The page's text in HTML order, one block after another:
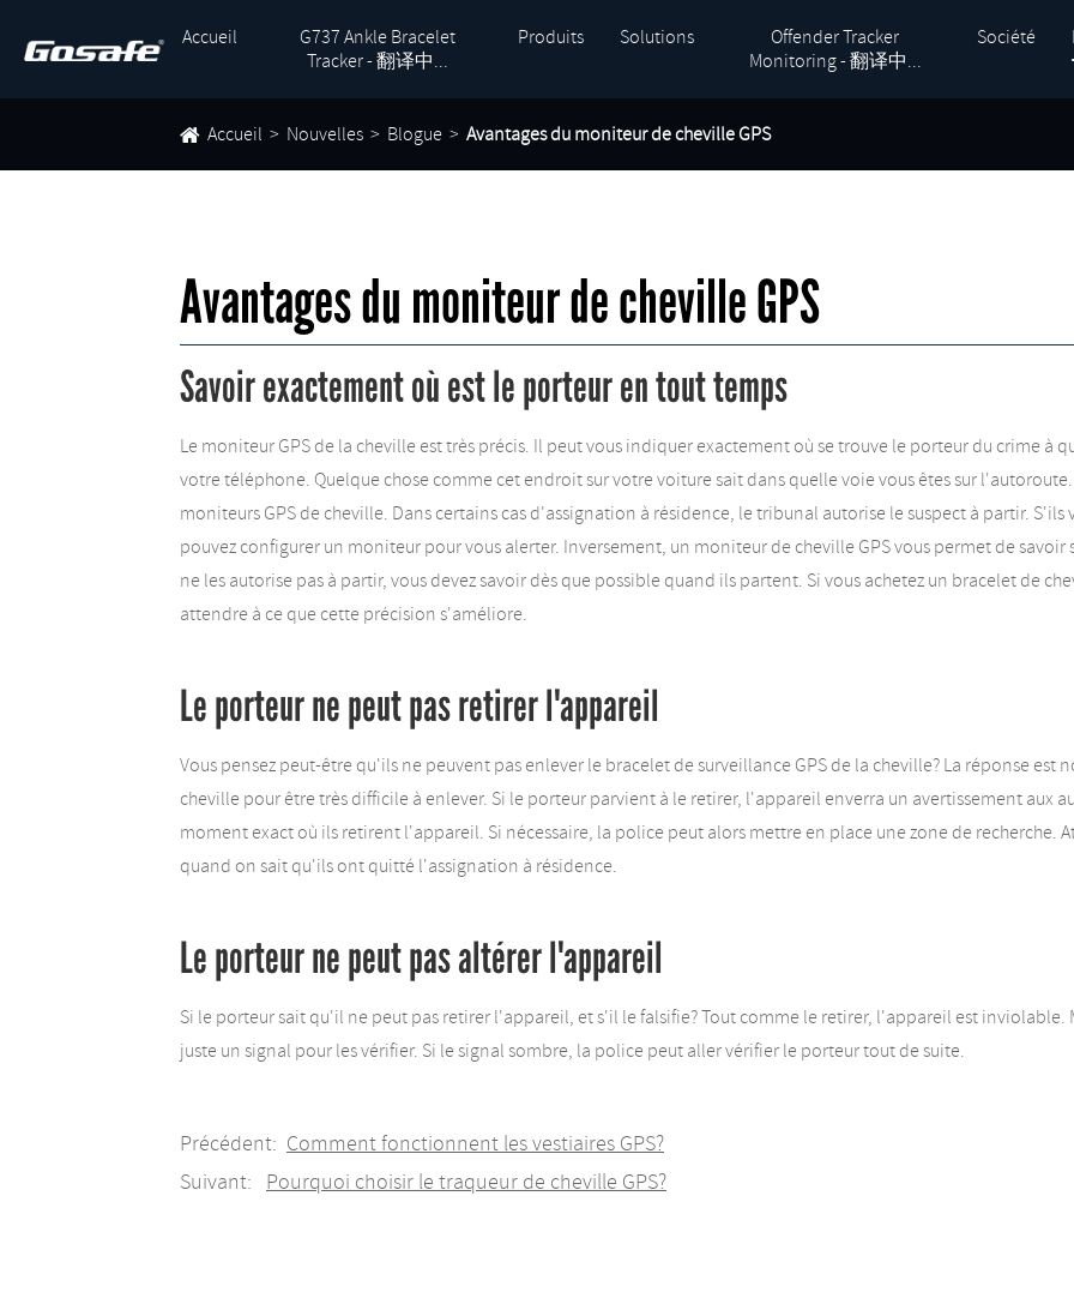
Accueil
G737 Ankle Bracelet
Tracker - 翻译中...
Produits Solutions
Offender Tracker
Monitoring - 翻译中...
Société
Accueil Nouvelles Blogue Avantages du moniteur de cheville GPS
Avantages du moniteur de cheville GPS
Savoir exactement où est le porteur en tout temps
Le moniteur GPS de la cheville est très précis. Il peut vous indiquer exactement où se trouve le porteur du crime à
votre téléphone. Quelque chose comme cet endroit sur votre voiture sait dans quelle voie vous êtes sur
moniteurs GPS de cheville. Dans certains cas d'assignation à résidence, le tribunal autorise le suspect à partir.
pouvez configurer un moniteur pour vous alerter. Inversement, un moniteur de cheville GPS vous permet de
ne les autorise pas à partir, vous devez savoir dès que possible quand ils partent. Si vous achetez un bracelet de
attendre à ce que cette précision s'améliore.
Le porteur ne peut pas retirer l'appareil
Vous pensez peut-être qu'ils ne peuvent pas enlever le bracelet de surveillance GPS de la cheville? La réponse est
cheville pour être très difficile à enlever. Si le porteur parvient à le retirer, l'appareil enverra un avertissement aux
moment exact où ils retirent l'appareil. Si nécessaire, la police peut alors mettre en place une zone de recherche.
quand on sait qu'ils ont quitté l'assignation à résidence.
Le porteur ne peut pas altérer l'appareil
Si le porteur sait qu'il ne peut pas retirer l'appareil, et s'il le falsifie? Tout comme le retirer, l'appareil est inviolable.
juste un signal pour les vérifier. Si le signal sombre, la police peut aller vérifier le porteur tout de suite.
Précédent: Comment fonctionnent les vestiaires GPS?
Suivant: Pourquoi choisir le traqueur de cheville GPS?